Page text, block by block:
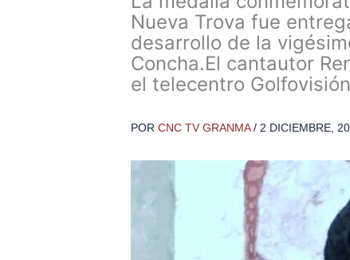
Nueva Trova fue
desarrollo de la
Concha.El cantautor
el telecentro
POR CNC TV GRANMA/ 2 DICIEMBRE,